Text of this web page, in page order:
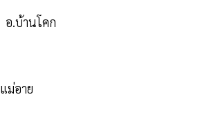
อ.บ้านโคก
ม่อาย